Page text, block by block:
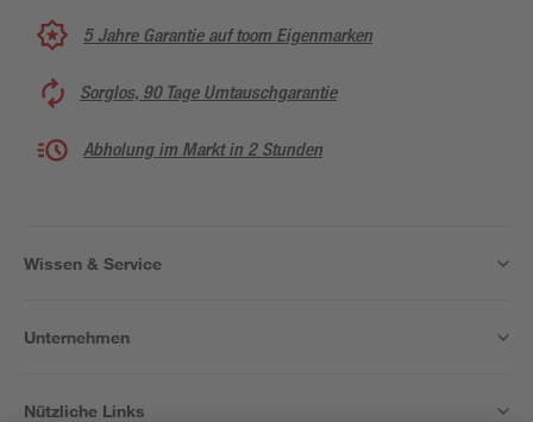
5 Jahre Garantie auf toom Eigenmarken
Sorglos, 90 Tage Umtauschgarantie
Abholung im Markt in 2 Stunden
Wissen & Service
Unternehmen
Nützliche Links